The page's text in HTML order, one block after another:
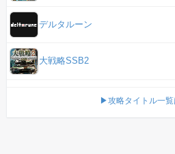
デルタルーン
大戦略SSB2
▶攻略タイトル一覧